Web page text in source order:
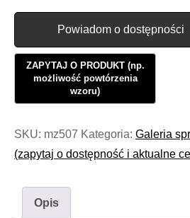
Powiadom o dostępności
SKU: mz507 Kategoria: Galeria
(zapytaj o dostępność i aktualne
Opis